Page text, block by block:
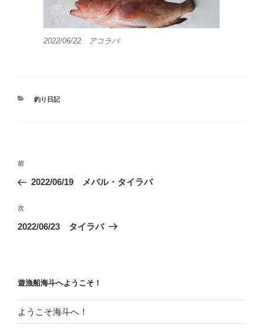
2022/06/22 アコラバ
カ
釣り日記
投
ビ
ゲ
ン
前
の
稿
前
2022/06/19 メバル・タイラバ
次
の
次
2022/06/23 タイラバ
遊漁船海斗へようこそ！
ようこそ海斗へ！